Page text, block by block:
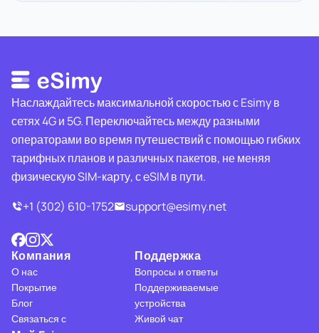
Наслаждайтесь максимальной скоростью с Esimy в
сетях 4G и 5G. Переключайтесь между разными
операторами во время путешествий с помощью гибких
тарифных планов и различных пакетов, не меняя
физическую SIM-карту, с eSIM в пути.
+1 (302) 610-1752
support@esimy.net
Компания
О нас
Покрытие
Блог
Связаться с
Поддержка
Вопросы и ответы
Поддерживаемые
устройства
Живой чат